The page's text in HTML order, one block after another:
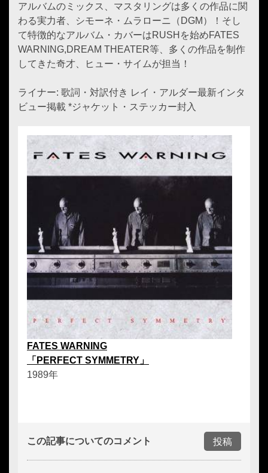
アルバムのミックス、マスタリングは多くの作品に関
わる実力者、シモーネ・ムラローニ（DGM）！そし
て特徴的なアルバム・カバーはRUSHを始めFATES
WARNING,DREAM THEATER等、多くの作品を制作
してきた奇才、ヒュー・サイムが担当！
ライナー: 歌詞・対訳付き レイ・アルダー最新インタ
ビュー掲載 *ジャケット・ステッカー封入
FATES WARNING
「PERFECT SYMMETRY」
1989年
この記事についてのコメント 投稿